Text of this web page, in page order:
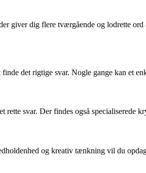
giver dig flere tværgående og lodrette
det rigtige svar. Nogle gange kan et
svar. Der findes også
og kreativ tænkning vil du